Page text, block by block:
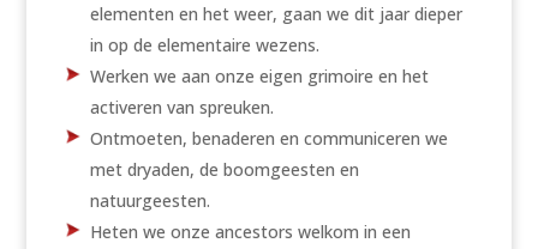
elementen en het weer, gaan we dit jaar dieper
in op de elementaire wezens.
Werken we aan onze eigen grimoire en het
activeren van spreuken.
Ontmoeten, benaderen en communiceren we
met dryaden, de boomgeesten en
natuurgeesten.
Heten we onze ancestors welkom in een